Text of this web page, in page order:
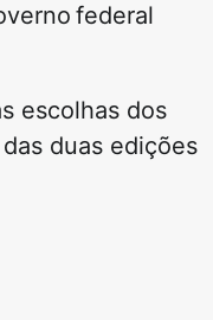
federal
escolhas dos
duas edições